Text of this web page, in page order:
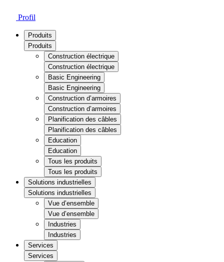
Profil
Produits
Produits
Construction électrique
Construction électrique
Basic Engineering
Basic Engineering
Construction d’armoires
Construction d’armoires
Planification des câbles
Planification des câbles
Education
Education
Tous les produits
Tous les produits
Solutions industrielles
Solutions industrielles
Vue d’ensemble
Vue d’ensemble
Industries
Industries
Services
Services